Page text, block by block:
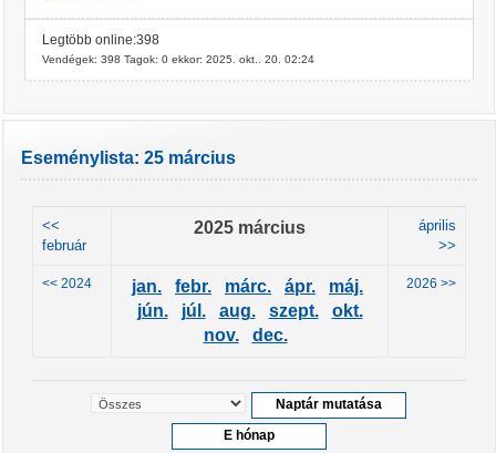
Legtöbb online:398
Vendégek: 398 Tagok: 0 ekkor: 2025. okt.. 20. 02:24
Eseménylista: 25 március
<<
február
2025 március
április
>>
<< 2024 jan. febr. márc. ápr.
máj.
jún.
júl. aug. szept.
okt.
nov.
dec.
2026 >>